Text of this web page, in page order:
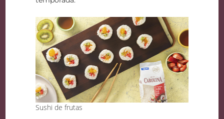
Sushi de frutas